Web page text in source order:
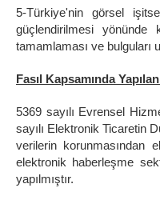
5-Türkiye'nin görsel
güçlendirilmesi
tamamlaması ve bulguları
Fasıl Kapsamında
5369 sayılı Evrensel
sayılı Elektronik Ticaretin
verilerin korunmasından
elektronik haberleşme
yapılmıştır.